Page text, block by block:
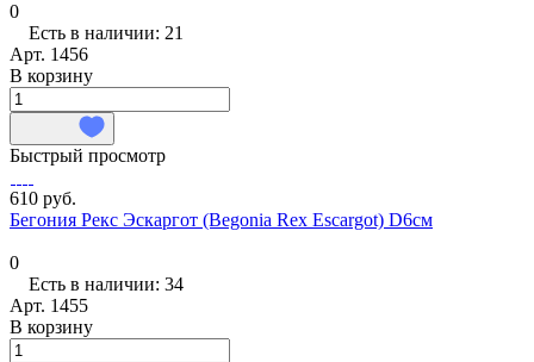
0
Есть в наличии: 21
Арт. 1456
В корзину
Быстрый просмотр
610 руб.
Бегония Рекс Эскаргот (Begonia Rex Escargot) D6см
0
Есть в наличии: 34
Арт. 1455
В корзину